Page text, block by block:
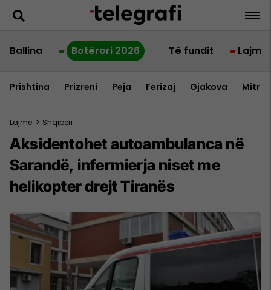
Ballina Botërori 2026 Të fundit Lajme
Prishtina Prizreni Peja Ferizaj Gjakova
Lajme > Shqipëri
Aksidentohet autoambulanca në
Sarandë, infermierja niset me
helikopter drejt Tiranës